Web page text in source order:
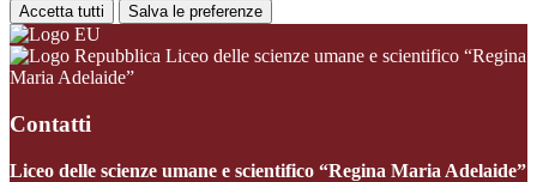
Accetta tutti Salva le preferenze
Liceo delle scienze umane e scientifico “Regina
Maria Adelaide”
Contatti
Liceo delle scienze umane e scientifico “Regina Maria Adelaide”